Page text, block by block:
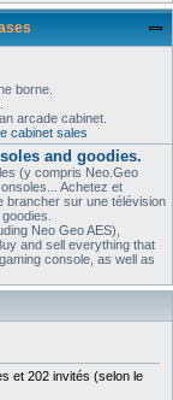
borne.
arcade cabinet.
cabinet sales
and goodies.
(y compris Neo.Geo
Achetez et
brancher sur une télévision
Neo Geo AES),
and sell everything that
console, as well as
et 202 invités (selon le